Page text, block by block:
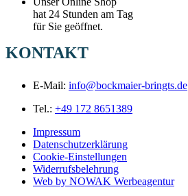
hat 24 Stunden am Tag
für Sie geöffnet.
KONTAKT
E-Mail: info@bockmaier-bringts.de
Tel.: +49 172 8651389
Impressum
Datenschutzerklärung
Cookie-Einstellungen
Widerrufsbelehrung
Web by NOWAK Werbeagentur